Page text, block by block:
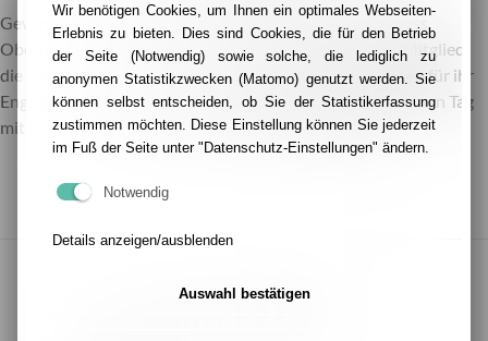
Gewinner wurde eine rostige Tresortür mit Zahlenschloss.
Oberbürgermeister Thomas Kufen prämierte als Jury-Mitglied
die Gewinner-Gruppe und dankte allen Teilnehmer:innen für ihr
Engagement. Die Gewinner-Gruppe kann sich nun auf einen Tag
mit Stand-Up-Paddeling auf dem Baldeneysee freuen.
Wir benötigen Cookies, um Ihnen ein optimales Webseiten-
Erlebnis zu bieten. Dies sind Cookies, die für den Betrieb
der Seite (Notwendig) sowie solche, die lediglich zu
anonymen Statistikzwecken (Matomo) genutzt werden. Sie
können selbst entscheiden, ob Sie der Statistikerfassung
zustimmen möchten. Diese Einstellung können Sie jederzeit
im Fuß der Seite unter "Datenschutz-Einstellungen" ändern.
Notwendig
Details anzeigen/ausblenden
Auswahl bestätigen